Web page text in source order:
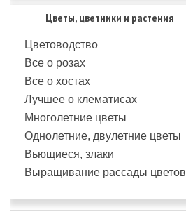
Цветы, цветники и растения
Цветоводство
Все о розах
Все о хостах
Лучшее о клематисах
Многолетние цветы
Однолетние, двулетние цветы
Вьющиеся, злаки
Выращивание рассады цветов